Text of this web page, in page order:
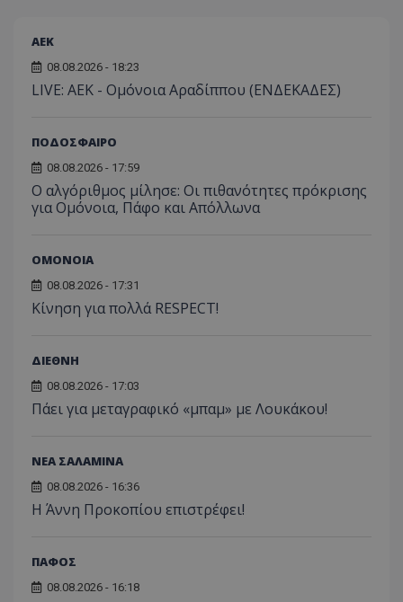
ΑEK
08.08.2026 - 18:23
LIVE: ΑΕΚ - Ομόνοια Αραδίππου (ΕΝΔΕΚΑΔΕΣ)
ΠΟΔΟΣΦΑΙΡΟ
08.08.2026 - 17:59
Ο αλγόριθμος μίλησε: Οι πιθανότητες πρόκρισης
για Ομόνοια, Πάφο και Απόλλωνα
ΟΜΟΝΟΙΑ
08.08.2026 - 17:31
Κίνηση για πολλά RESPECT!
ΔΙΕΘΝΗ
08.08.2026 - 17:03
Πάει για μεταγραφικό «μπαμ» με Λουκάκου!
ΝΕΑ ΣΑΛΑΜΙΝΑ
08.08.2026 - 16:36
Η Άννη Προκοπίου επιστρέφει!
ΠΑΦΟΣ
08.08.2026 - 16:18